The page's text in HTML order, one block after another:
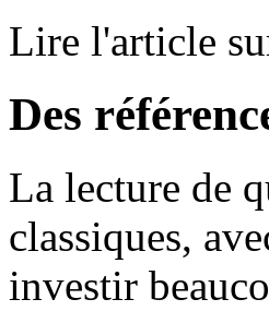
Lire l'article
Des
La lecture de
classiques,
investir